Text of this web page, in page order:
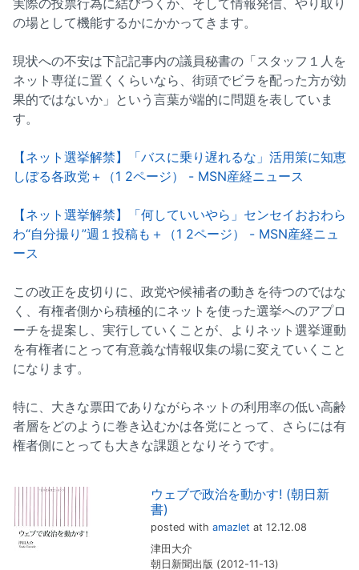
実際の投票行為に結びつくか、そして情報発信、やり取り
の場として機能するかにかかってきます。
現状への不安は下記記事内の議員秘書の「スタッフ１人を
ネット専従に置くくらいなら、街頭でビラを配った方が効
果的ではないか」という言葉が端的に問題を表していま
す。
【ネット選挙解禁】「バスに乗り遅れるな」活用策に知恵
しぼる各政党＋（1 2ページ） - MSN産経ニュース
【ネット選挙解禁】「何していいやら」センセイおおわら
わ“自分撮り”週１投稿も＋（1 2ページ） - MSN産経ニュ
ース
この改正を皮切りに、政党や候補者の動きを待つのではな
く、有権者側から積極的にネットを使った選挙へのアプロ
ーチを提案し、実行していくことが、よりネット選挙運動
を有権者にとって有意義な情報収集の場に変えていくこと
になります。
特に、大きな票田でありながらネットの利用率の低い高齢
者層をどのように巻き込むかは各党にとって、さらには有
権者側にとっても大きな課題となりそうです。
ウェブで政治を動かす! (朝日新
書)
posted with amazlet at 12.12.08
津田大介
朝日新聞出版 (2012-11-13)